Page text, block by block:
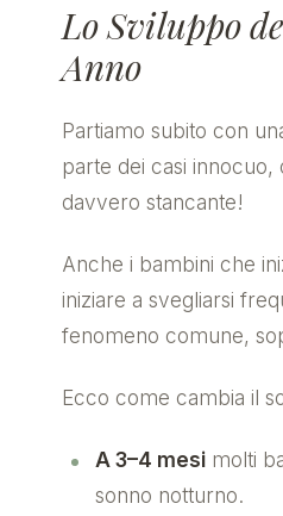
Lo Sviluppo
Anno
Partiamo subito con
parte dei casi innocuo,
davvero stancante!
Anche i bambini che
iniziare a svegliarsi
fenomeno comune,
Ecco come cambia il
A 3–4 mesi molti
sonno notturno.